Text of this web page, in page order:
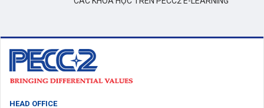
HEAD OFFICE